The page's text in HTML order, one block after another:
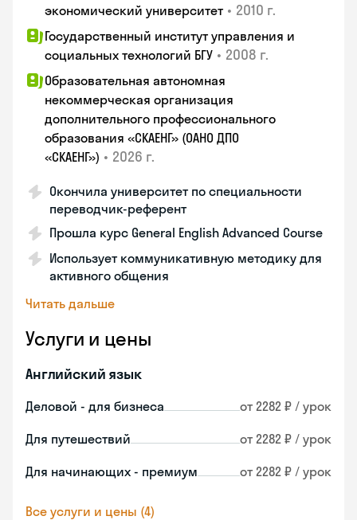
экономический университет • 2010 г.
Государственный институт управления и
социальных технологий БГУ • 2008 г.
Образовательная автономная
некоммерческая организация
дополнительного профессионального
образования «СКАЕНГ» (ОАНО ДПО
«СКАЕНГ») • 2026 г.
Окончила университет по специальности
переводчик-референт
Прошла курс General English Advanced Course
Использует коммуникативную методику для
активного общения
Читать дальше
Услуги и цены
Английский язык
Деловой - для бизнеса от 2282 ₽ / урок
Для путешествий от 2282 ₽ / урок
Для начинающих - премиум от 2282 ₽ / урок
Все услуги и цены (4)